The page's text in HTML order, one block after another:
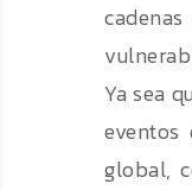
Ya sea
global,